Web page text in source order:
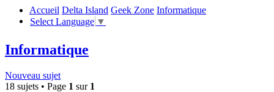
Accueil Delta Island Geek Zone Informatique
Select Language ▼
Informatique
Nouveau sujet
18 sujets • Page 1 sur 1